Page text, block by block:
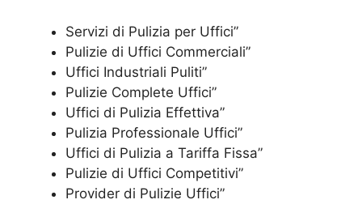
Servizi di Pulizia per Uffici”
Pulizie di Uffici Commerciali”
Uffici Industriali Puliti”
Pulizie Complete Uffici”
Uffici di Pulizia Effettiva”
Pulizia Professionale Uffici”
Uffici di Pulizia a Tariffa Fissa”
Pulizie di Uffici Competitivi”
Provider di Pulizie Uffici”